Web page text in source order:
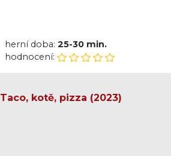
herní doba: 25-30 min.
hodnocení:
Taco, kotě, pizza (2023)